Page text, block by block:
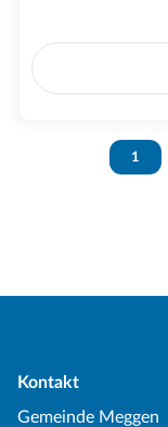
Vous
1
Kontakt
Gemeinde Meggen